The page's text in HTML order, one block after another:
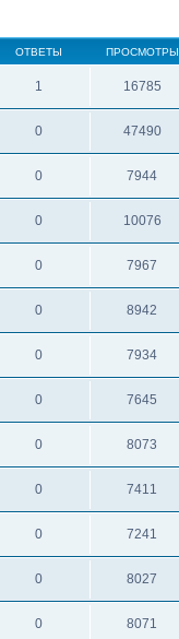
ОТВЕТЫ ПРОСМОТРЫ
1 16785
0 47490
0 7944
0 10076
0 7967
0 8942
0 7934
0 7645
0 8073
0 7411
0 7241
0 8027
0 8071